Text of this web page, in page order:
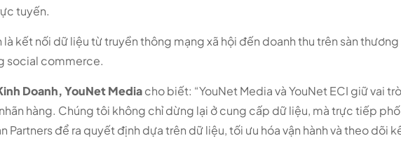
tuyến.
kết nối dữ liệu từ truyền thông mạng xã hội đến doanh thu trên sàn thương
social commerce.
Doanh, YouNet Mediacho biết: “YouNet Media và YouNet ECI giữ vai
hàng. Chúng tôi không chỉ dừng lại ở cung cấp dữ liệu, mà trực tiếp
Partners để ra quyết định dựa trên dữ liệu, tối ưu hóa vận hành và theo dõi